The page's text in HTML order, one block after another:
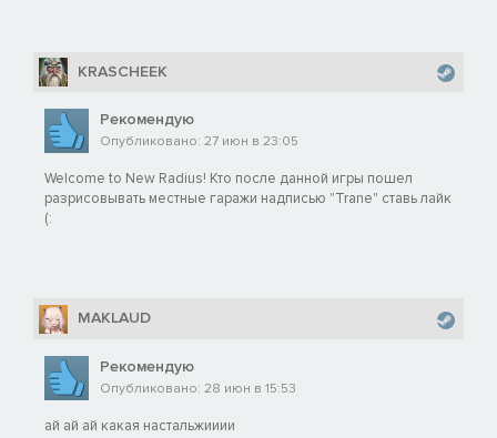
KRASCHEEK
Рекомендую
Опубликовано: 27 июн в 23:05
Welcome to New Radius! Кто после данной игры пошел
разрисовывать местные гаражи надписью "Trane" ставь лайк
(:
MAKLAUD
Рекомендую
Опубликовано: 28 июн в 15:53
ай ай ай какая настальжииии